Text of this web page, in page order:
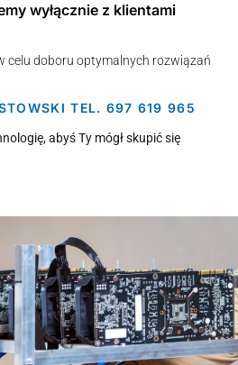
wyłącznie z klientami
celu doboru optymalnych rozwiązań
TEL. 697 619 965
abyś Ty mógł skupić się